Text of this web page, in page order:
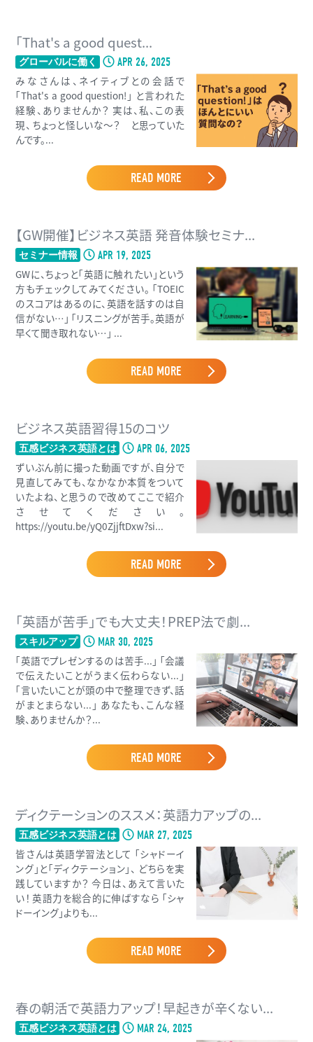
「That's a good quest...
グローバルに働く APR 26, 2025
みなさんは、ネイティブとの会話で
「That's a good question!」 と言われた
経験、ありませんか？ 実は、私、この表
現、 ちょっと怪しいな〜？ と思っていた
んです。...
READ MORE
【GW開催】ビジネス英語 発音体験セミナ...
セミナー情報 APR 19, 2025
GWに、ちょっと「英語に触れたい」という
方もチェックしてみてください。 「TOEIC
のスコアはあるのに、英語を話すのは自
信がない…」 「リスニングが苦手。英語が
早くて聞き取れない…」 ...
READ MORE
ビジネス英語習得15のコツ
五感ビジネス英語とは APR 06, 2025
ずいぶん前に撮った動画ですが、自分で
見直してみても、なかなか本質をついて
いたよね、と思うので改めてここで紹介
させてください。
https://youtu.be/yQ0ZjjftDxw?si...
READ MORE
「英語が苦手」でも大丈夫！PREP法で劇...
スキルアップ MAR 30, 2025
「英語でプレゼンするのは苦手...」 「会議
で伝えたいことがうまく伝わらない...」
「言いたいことが頭の中で整理できず、話
がまとまらない...」 あなたも、こんな経
験、ありませんか？...
READ MORE
ディクテーションのススメ：英語力アップの...
五感ビジネス英語とは MAR 27, 2025
皆さんは英語学習法として 「シャドーイ
ング」と「ディクテーション」、 どちらを実
践していますか？ 今日は、あえて言いた
い！ 英語力を総合的に伸ばすなら 「シャ
ドーイング」よりも...
READ MORE
春の朝活で英語力アップ！早起きが辛くない...
五感ビジネス英語とは MAR 24, 2025